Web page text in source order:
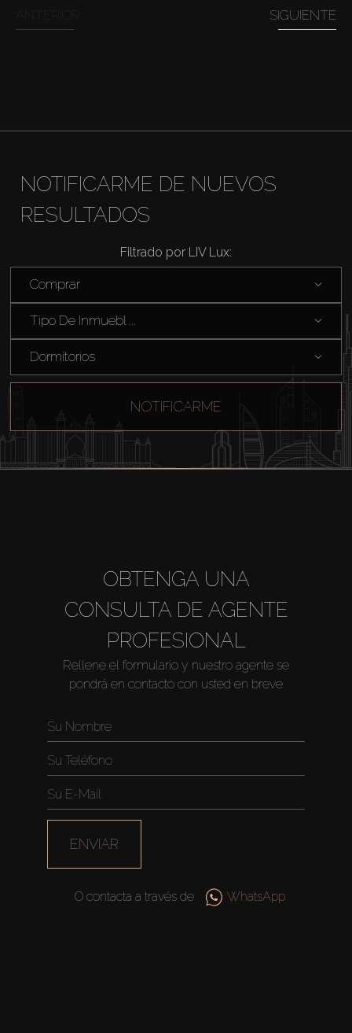
Sobre Plano
About Us
SIGUIENTE
NOTIFICARME DE NUEVOS
RESULTADOS
Filtrado por LIV Lux:
Comprar
Tipo De Inmuebl ...
Dormitorios
NOTIFICARME
OBTENGA UNA
CONSULTA DE AGENTE
PROFESIONAL
Rellene el formulario y nuestro agente se
pondrá en contacto con usted en breve
ENVIAR
O contacta a través de WhatsApp